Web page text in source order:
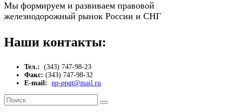
Мы формируем и развиваем правовой
железнодорожный рынок России и СНГ
Наши контакты:
Тел.: (343) 747-98-23
Факс: (343) 747-98-32
E-mail: np-ppgt@mail.ru